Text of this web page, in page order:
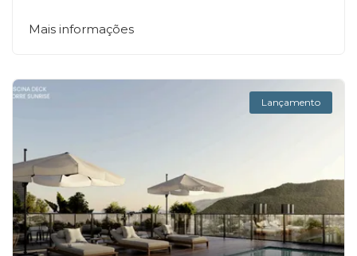
Mais informações
Lançamento